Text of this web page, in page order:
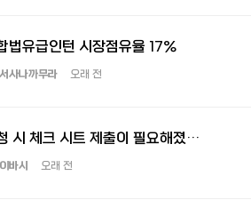
법유급인턴 시장점유율 17%
사나까무라 오래 전
영주 신청 시 체크 시트 제출이 필요해졌습니다！
바시 오래 전